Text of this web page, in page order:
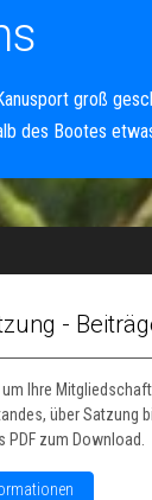
groß
des Bootes
-
Ihre
über Satzung
PDF zum Download.